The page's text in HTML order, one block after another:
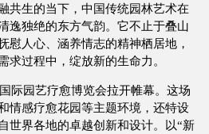
共生的当下，中国传统园林艺术在
逸独绝的东方气韵。它不止于叠山
慰人心、涵养情志的精神栖居地，
求过程中，绽放新的生命力。
际园艺疗愈博览会拉开帷幕。这场
情感疗愈花园等主题环境，还特设
世界各地的卓越创新和设计。以“新